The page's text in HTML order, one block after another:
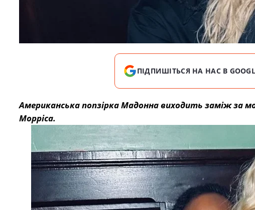
ПІДПИШІТЬСЯ НА НАС В
Американська попзірка Мадонна виходить заміж за
Морріса.